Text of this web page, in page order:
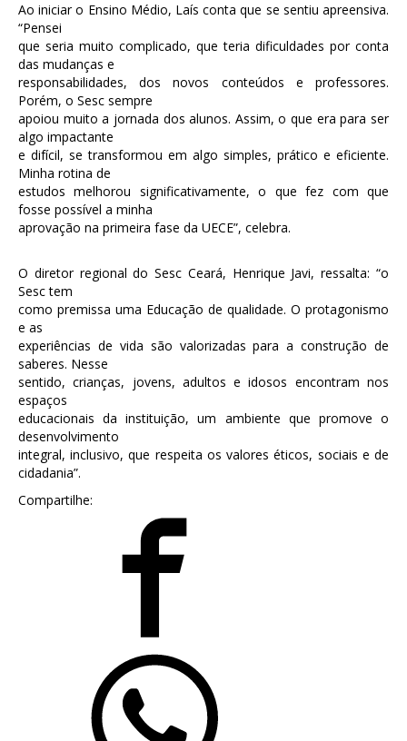
Ao iniciar o Ensino Médio, Laís conta que se sentiu apreensiva.
“Pensei
que seria muito complicado, que teria dificuldades por conta
das mudanças e
responsabilidades, dos novos conteúdos e professores.
Porém, o Sesc sempre
apoiou muito a jornada dos alunos. Assim, o que era para ser
algo impactante
e difícil, se transformou em algo simples, prático e eficiente.
Minha rotina de
estudos melhorou significativamente, o que fez com que
fosse possível a minha
aprovação na primeira fase da UECE”, celebra.
O diretor regional do Sesc Ceará, Henrique Javi, ressalta: “o
Sesc tem
como premissa uma Educação de qualidade. O protagonismo
e as
experiências de vida são valorizadas para a construção de
saberes. Nesse
sentido, crianças, jovens, adultos e idosos encontram nos
espaços
educacionais da instituição, um ambiente que promove o
desenvolvimento
integral, inclusivo, que respeita os valores éticos, sociais e de
cidadania”.
Compartilhe: